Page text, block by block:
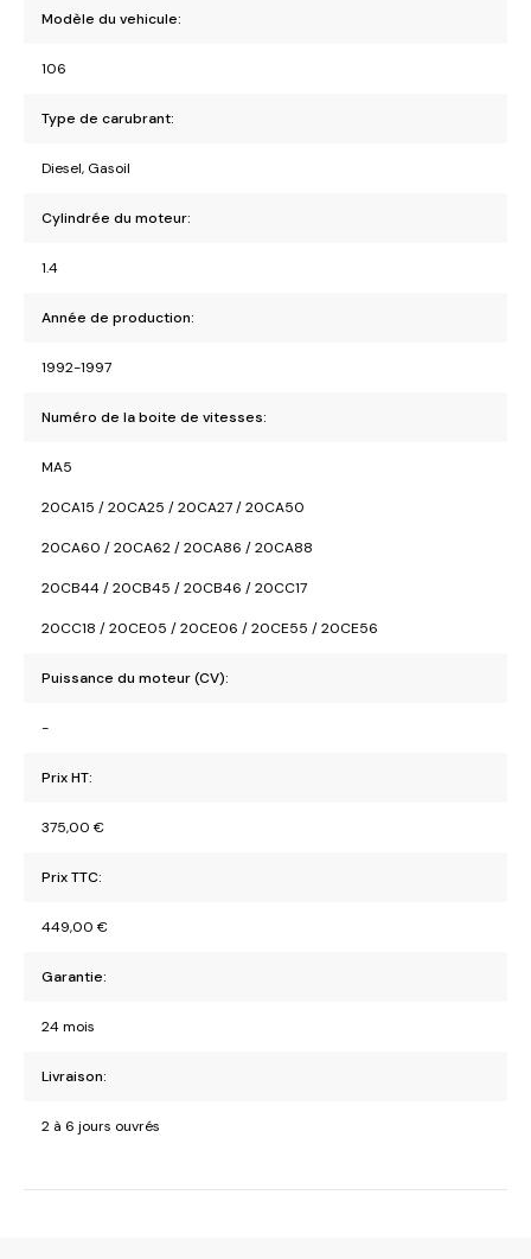
Modèle du vehicule:
106
Type de carubrant:
Diesel, Gasoil
Cylindrée du moteur:
1.4
Année de production:
1992-1997
Numéro de la boite de vitesses:
MA5
20CA15 / 20CA25 / 20CA27 / 20CA50
20CA60 / 20CA62 / 20CA86 / 20CA88
20CB44 / 20CB45 / 20CB46 / 20CC17
20CC18 / 20CE05 / 20CE06 / 20CE55 / 20CE56
Puissance du moteur (CV):
-
Prix HT:
375,00 €
Prix TTC:
449,00 €
Garantie:
24 mois
Livraison:
2 à 6 jours ouvrés